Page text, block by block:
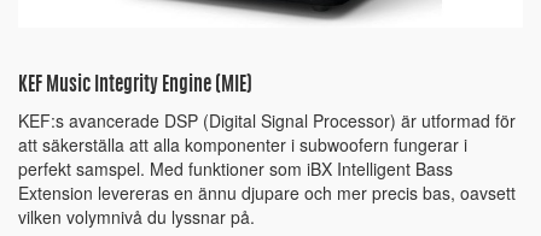
KEF Music Integrity Engine (MIE)
KEF:s avancerade DSP (Digital Signal Processor) är utformad för
att säkerställa att alla komponenter i subwoofern fungerar i
perfekt samspel. Med funktioner som iBX Intelligent Bass
Extension levereras en ännu djupare och mer precis bas, oavsett
vilken volymnivå du lyssnar på.